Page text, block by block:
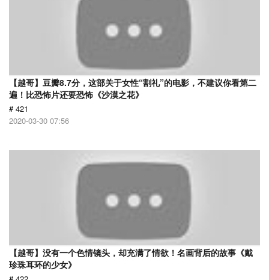
【越哥】豆瓣8.7分，这部关于女性“割礼”的电影，不建议你看第二
遍！比恐怖片还要恐怖《沙漠之花》
# 421
2020-03-30 07:56
【越哥】没有一个色情镜头，却充满了情欲！名画背后的故事《戴
珍珠耳环的少女》